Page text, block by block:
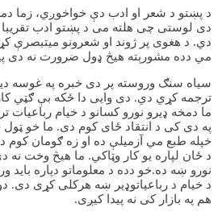
د پښتو د شعر او ادب دې خواخوږي، زما
دی لوستی چی هلته می د پښتو ادب
دي. د هغوی پر ژوند او شعرونو میتبصرې
مي دده مشورېته هیڅ ډول ضرورت نه دی
سیاه سنګ وروسته پر دی خبره په غوسه
ترجمه کړي دي. دی وایی دا ځکه بې ګټي
ما دمخه ډیرو نورو کسانو د خیام رباعیات
په دی کی د انتقاد ځای کوم دی. ما خو
خپله طبع مي آزمیلې ده او زه ګومان
د ځان لپاره یو کار وټاکي. ما هیڅ وخت نه
نورو ښه ده.خو دده د معلوماتو دپاره باید
د خیام د رباعیاتوډیر ښه هرکلی کړی
هم په بازار کی نه پیدا کیږی.